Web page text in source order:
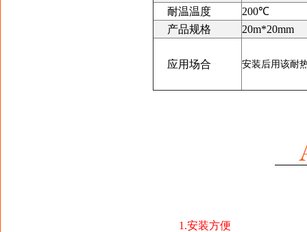
耐温温度
200℃
产品规格
20m*20mm
应用场合 安装后用该耐
1.安装方便